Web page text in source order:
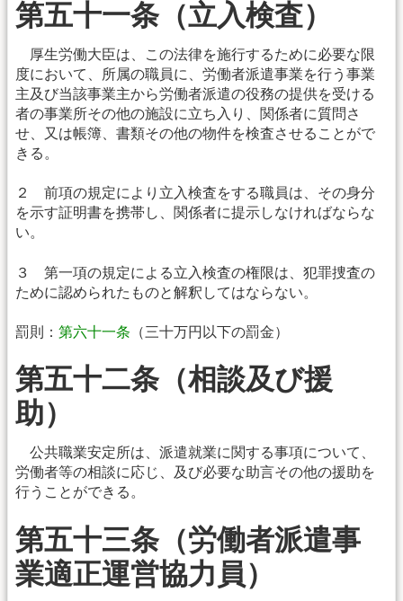
第五十一条（立入検査）
厚生労働大臣は、この法律を施行するために必要な限
度において、所属の職員に、労働者派遣事業を行う事業
主及び当該事業主から労働者派遣の役務の提供を受ける
者の事業所その他の施設に立ち入り、関係者に質問さ
せ、又は帳簿、書類その他の物件を検査させることがで
きる。
２ 前項の規定により立入検査をする職員は、その身分
を示す証明書を携帯し、関係者に提示しなければならな
い。
３ 第一項の規定による立入検査の権限は、犯罪捜査の
ために認められたものと解釈してはならない。
罰則： 第六十一条 （三十万円以下の罰金）
第五十二条（相談及び援
助）
公共職業安定所は、派遣就業に関する事項について、
労働者等の相談に応じ、及び必要な助言その他の援助を
行うことができる。
第五十三条（労働者派遣事
業適正運営協力員）